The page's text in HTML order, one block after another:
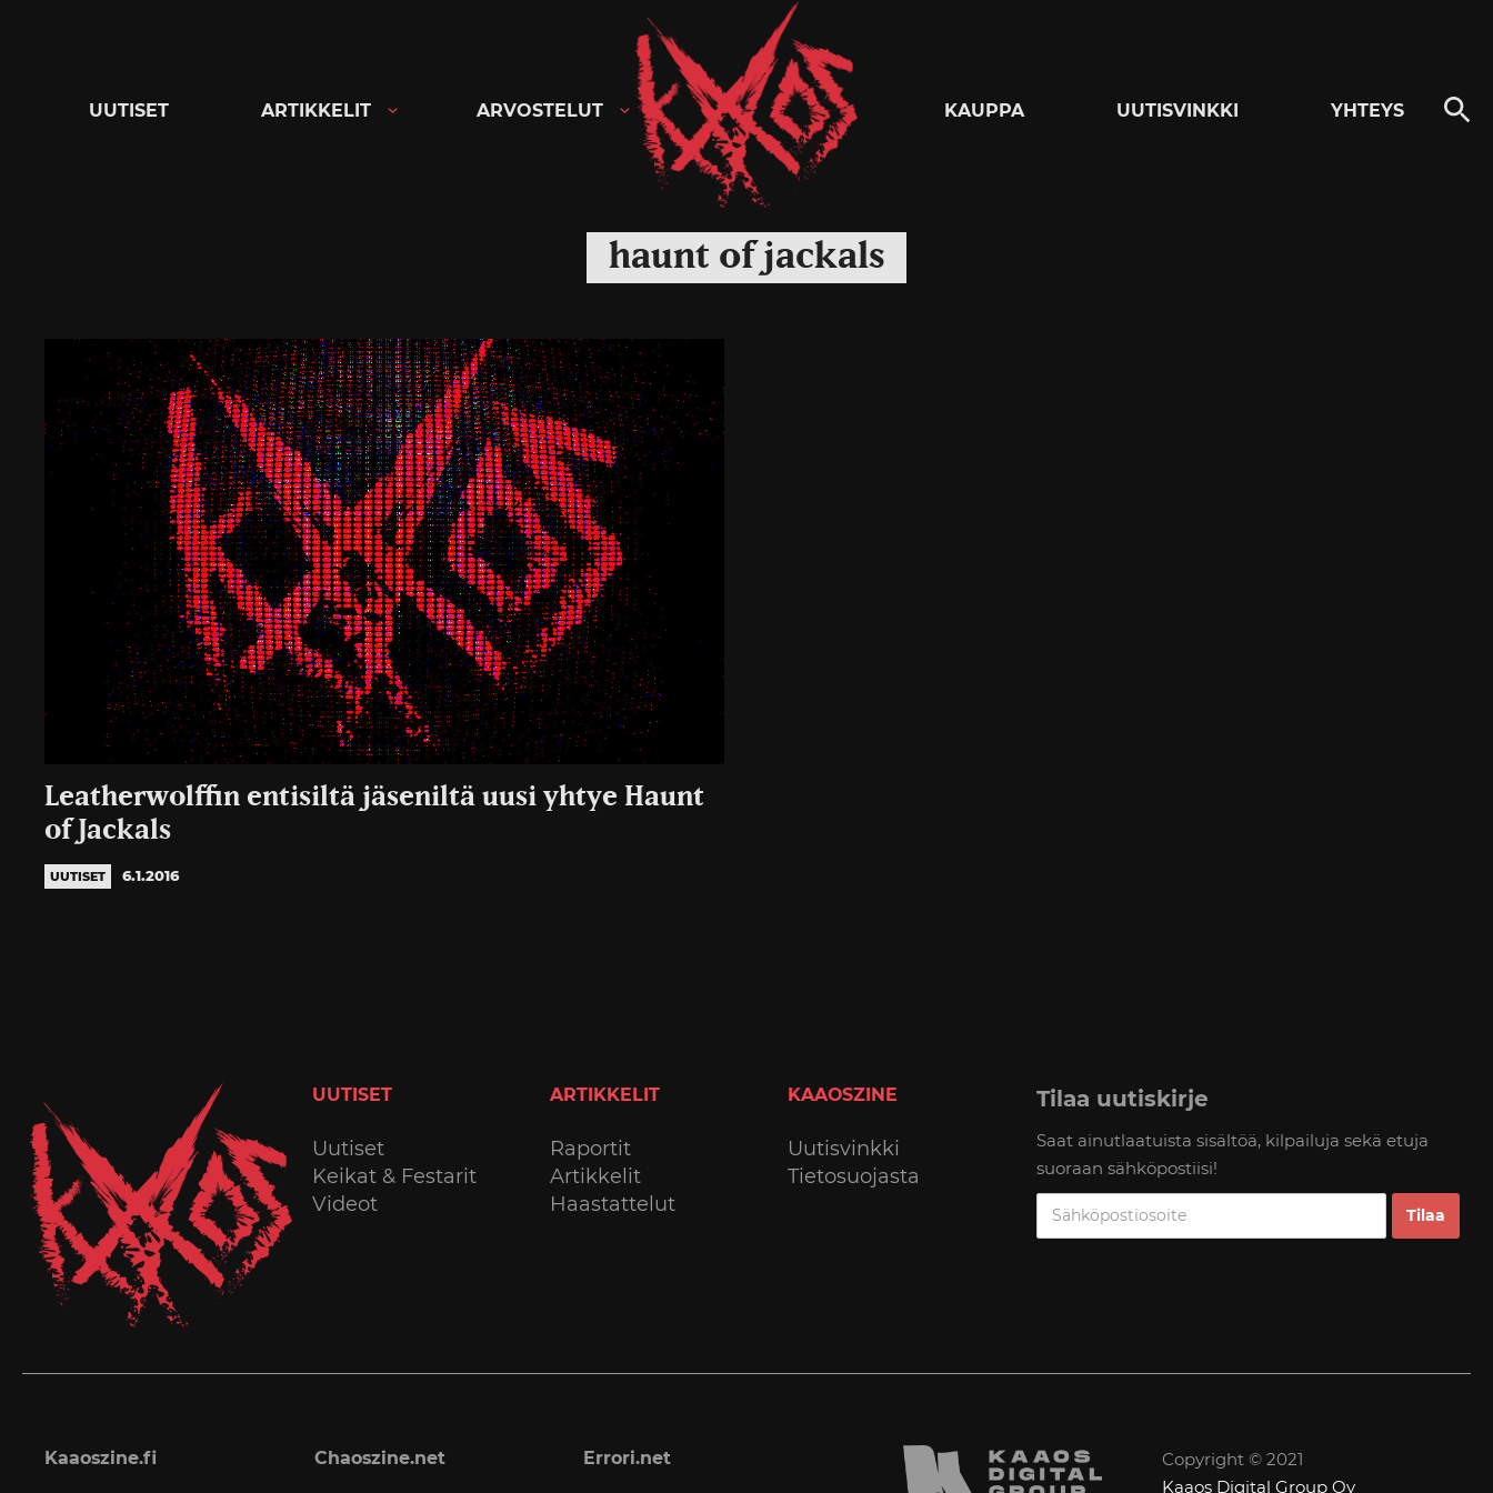
Kaaoszine
UUTISET ARTIKKELIT ARVOSTELUT KAUPPA UUTISVINKKI YHTEYS
haunt of jackals
Leatherwolffin entisiltä jäseniltä uusi yhtye Haunt
of Jackals
UUTISET 6.1.2016
UUTISET
Uutiset
Keikat & Festarit
Videot
ARTIKKELIT
Raportit
Artikkelit
Haastattelut
KAAOSZINE
Uutisvinkki
Tietosuojasta
Tilaa uutiskirje
Saat ainutlaatuista sisältöä, kilpailuja sekä etuja
suoraan sähköpostiisi!
Kaaoszine.fi Chaoszine.net Errori.net
Copyright © 2021
Kaaos Digital Group Oy